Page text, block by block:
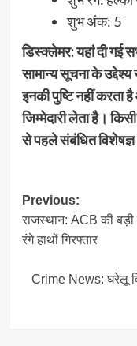
शुभ अंक: 5
डिस्क्लेमर: यहां दी गई
सामान्य सूचना के
इनकी पुष्टि नहीं करता
जिम्मेदारी लेता है।
से पहले संबंधित
Post
Previous:
राजस्थान: ACB की बड़ी
रंगे हाथों गिरफ्तार
Crime News: घरेलू